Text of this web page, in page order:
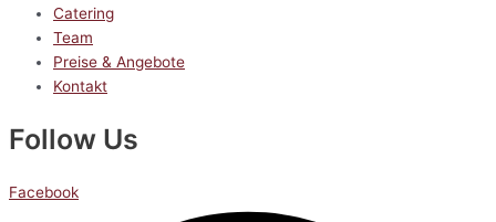
Catering
Team
Preise & Angebote
Kontakt
Follow Us
Facebook